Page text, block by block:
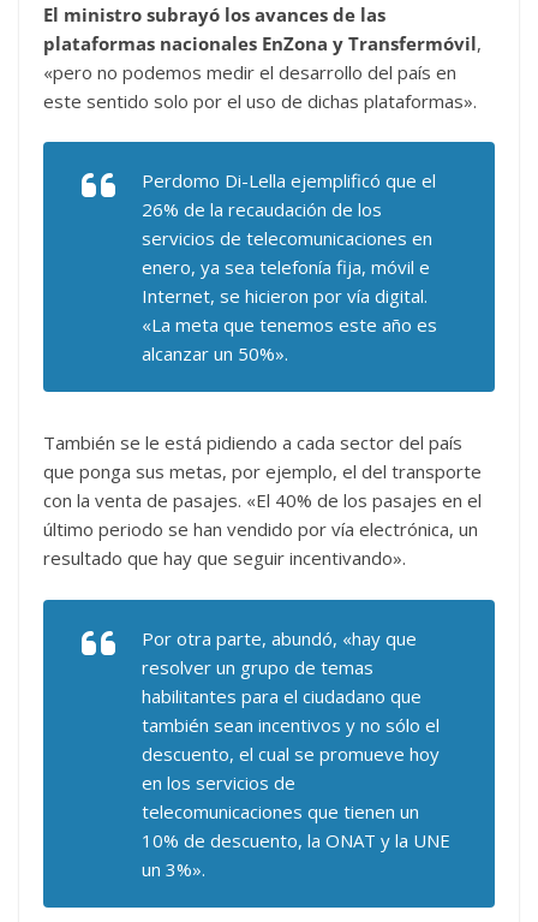
El ministro subrayó los avances de las
plataformas nacionales EnZona y Transfermóvil,
«pero no podemos medir el desarrollo del país en
este sentido solo por el uso de dichas plataformas».
Perdomo Di-Lella ejemplificó que el
26% de la recaudación de los
servicios de telecomunicaciones en
enero, ya sea telefonía fija, móvil e
Internet, se hicieron por vía digital.
«La meta que tenemos este año es
alcanzar un 50%».
También se le está pidiendo a cada sector del país
que ponga sus metas, por ejemplo, el del transporte
con la venta de pasajes. «El 40% de los pasajes en el
último periodo se han vendido por vía electrónica, un
resultado que hay que seguir incentivando».
Por otra parte, abundó, «hay que
resolver un grupo de temas
habilitantes para el ciudadano que
también sean incentivos y no sólo el
descuento, el cual se promueve hoy
en los servicios de
telecomunicaciones que tienen un
10% de descuento, la ONAT y la UNE
un 3%».